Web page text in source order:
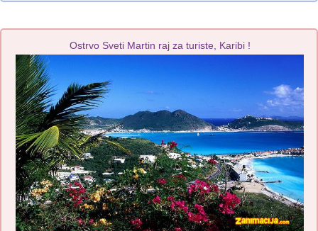
Ostrvo Sveti Martin raj za turiste, Karibi !